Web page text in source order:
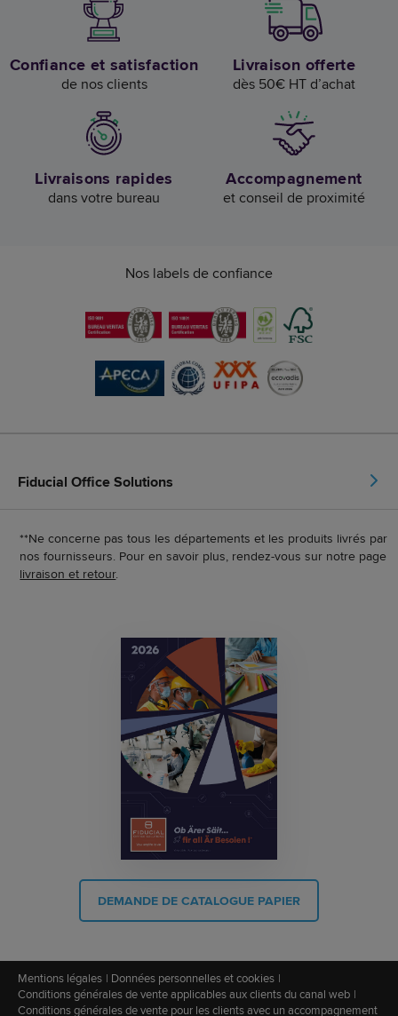
Confiance et satisfaction
de nos clients
Livraison offerte
dès 50€ HT d’achat
Livraisons rapides
dans votre bureau
Accompagnement
et conseil de proximité
Nos labels de confiance
Fiducial Office Solutions
**Ne concerne pas tous les départements et les produits livrés par
nos fournisseurs. Pour en savoir plus, rendez-vous sur notre page
livraison et retour.
DEMANDE DE CATALOGUE PAPIER
Mentions légales
Données personnelles et cookies
Conditions générales de vente applicables aux clients du canal web
Conditions générales de vente pour les clients avec un accompagnement